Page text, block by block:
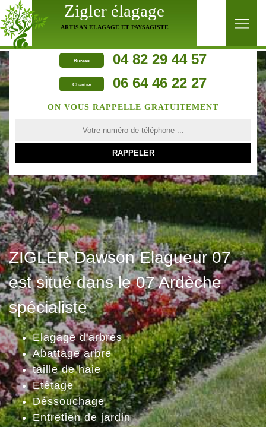
Zigler élagage
ARTISAN ELAGAGE ET PAYSAGISTE
Bureau 04 82 29 44 57
Chantier 06 64 46 22 27
ZIGLER Dawson Elagueur 07
est situé dans le 07 Ardèche
spécialiste
Elagage d'arbres
Abattage arbre
taille de haie
Etêtage
Déssouchage
Entretien de jardin
ON VOUS RAPPELLE GRATUITEMENT